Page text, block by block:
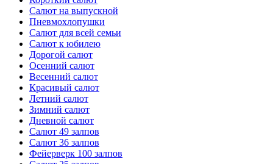
Салют на выпускной
Пневмохлопушки
Салют для всей семьи
Салют к юбилею
Дорогой салют
Осенний салют
Весенний салют
Красивый салют
Летний салют
Зимний салют
Дневной салют
Салют 49 залпов
Салют 36 залпов
Фейерверк 100 залпов